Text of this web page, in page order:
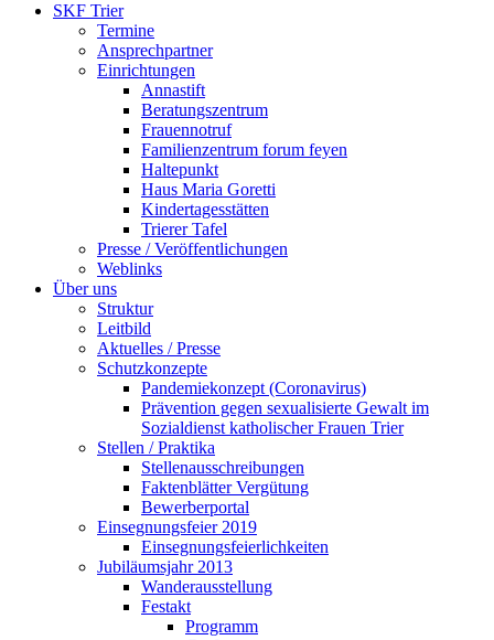
SKF Trier
Termine
Ansprechpartner
Einrichtungen
Annastift
Beratungszentrum
Frauennotruf
Familienzentrum forum feyen
Haltepunkt
Haus Maria Goretti
Kindertagesstätten
Trierer Tafel
Presse / Veröffentlichungen
Weblinks
Über uns
Struktur
Leitbild
Aktuelles / Presse
Schutzkonzepte
Pandemiekonzept (Coronavirus)
Prävention gegen sexualisierte Gewalt im
Sozialdienst katholischer Frauen Trier
Stellen / Praktika
Stellenausschreibungen
Faktenblätter Vergütung
Bewerberportal
Einsegnungsfeier 2019
Einsegnungsfeierlichkeiten
Jubiläumsjahr 2013
Wanderausstellung
Festakt
Programm